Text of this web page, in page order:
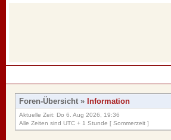
Foren-Übersicht » Information
Aktuelle Zeit: Do 6. Aug 2026, 19:36
Alle Zeiten sind UTC + 1 Stunde [ Sommerzeit ]